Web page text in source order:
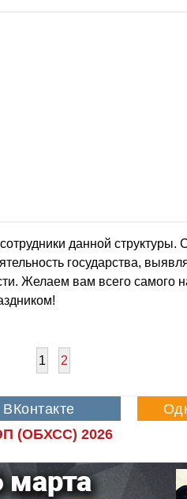
данной структуры.
государства,
Желаем вам всего самого
1 2
(ОБХСС) 2026